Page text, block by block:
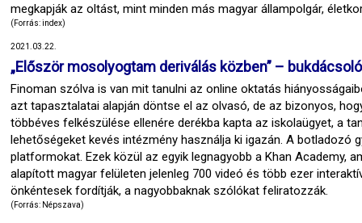
megkapják az oltást, mint minden más magyar állampolgár,
(Forrás: index)
2021.03.22.
„Először mosolyogtam deriválás közben” –
Finoman szólva is van mit tanulni az online oktatás
azt tapasztalatai alapján döntse el az olvasó, de az bizonyos,
többéves felkészülése ellenére derékba kapta az iskolaügyet, a
lehetőségeket kevés intézmény használja ki igazán. A botladozó
platformokat. Ezek közül az egyik legnagyobb a Khan Academy,
alapított magyar felületen jelenleg 700 videó és több ezer
önkéntesek fordítják, a nagyobbaknak szólókat feliratozzák.
(Forrás: Népszava)